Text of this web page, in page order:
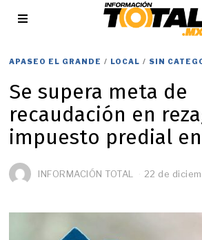
APASEO EL GRANDE / LOCAL / SIN
Se supera meta de
recaudación en
impuesto predial en
INFORMACIÓN TOTAL 22 de